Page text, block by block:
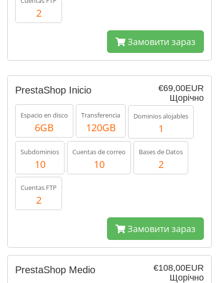
2
Замовити зараз
€69,00EUR
Щорічно
PrestaShop Inicio
Espacio en disco
6GB
Transferencia
120GB
Dominios alojables
1
Subdominios
10
Cuentas de correo
10
Bases de Datos
2
Cuentas FTP
2
Замовити зараз
€108,00EUR
Щорічно
PrestaShop Medio